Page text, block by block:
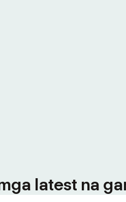
latest na